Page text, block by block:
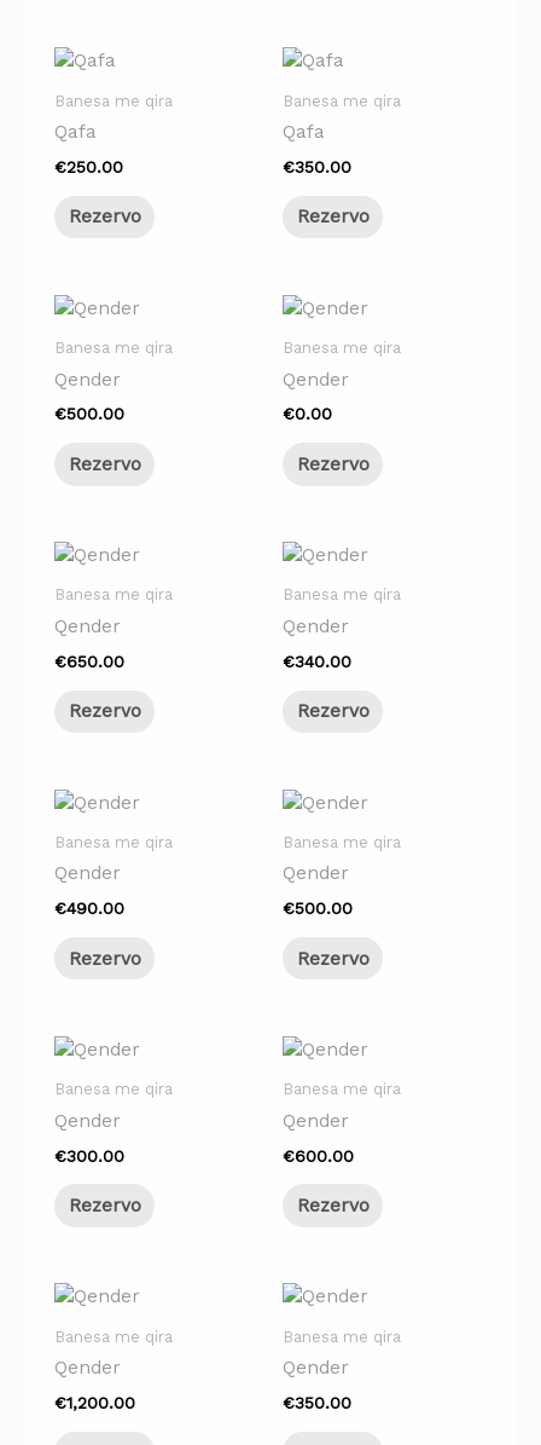
Banesa me qira
Qafa
€250.00
Rezervo
Banesa me qira
Qafa
€350.00
Rezervo
Banesa me qira
Qender
€500.00
Rezervo
Banesa me qira
Qender
€0.00
Rezervo
Banesa me qira
Qender
€650.00
Rezervo
Banesa me qira
Qender
€340.00
Rezervo
Banesa me qira
Qender
€490.00
Rezervo
Banesa me qira
Qender
€500.00
Rezervo
Banesa me qira
Qender
€300.00
Rezervo
Banesa me qira
Qender
€600.00
Rezervo
Banesa me qira
Qender
€1,200.00
Banesa me qira
Qender
€350.00